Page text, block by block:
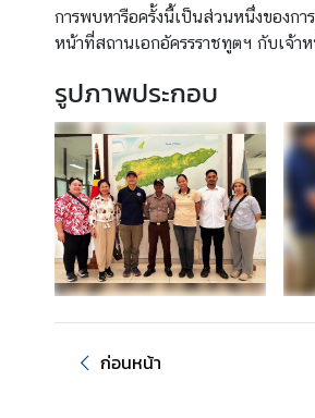
ร
ป
ร
ะ
ก
า
ศ
บ
ริ
การพบหารือครั้งนี้เป็นส่วนหนึ่งของก
หน้าที่สถานเอกอัครรราชทูตฯ กับเจ้
รูปภาพประกอบ
ก่อนหน้า